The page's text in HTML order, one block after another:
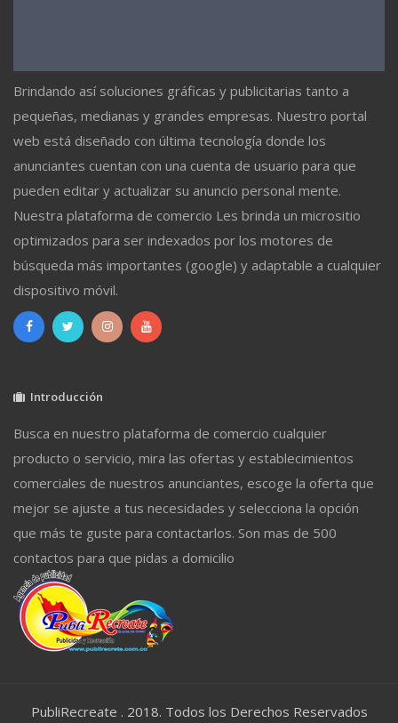
Brindando así soluciones gráficas y publicitarias tanto a
pequeñas, medianas y grandes empresas. Nuestro portal
web está diseñado con última tecnología donde los
anunciantes cuentan con una cuenta de usuario para que
pueden editar y actualizar su anuncio personal mente.
Nuestra plataforma de comercio Les brinda un micrositio
optimizados para ser indexados por los motores de
búsqueda más importantes (google) y adaptable a cualquier
dispositivo móvil.
Introducción
Busca en nuestro plataforma de comercio cualquier
producto o servicio, mira las ofertas y establecimientos
comerciales de nuestros anunciantes, escoge la oferta que
mejor se ajuste a tus necesidades y selecciona la opción
que más te guste para contactarlos. Son mas de 500
contactos para que pidas a domicilio
PubliRecreate . 2018. Todos los Derechos Reservados